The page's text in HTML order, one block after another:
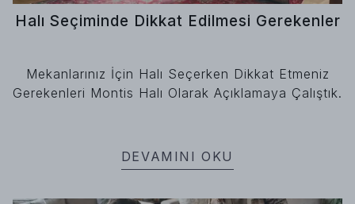
Halı Seçiminde Dikkat Edilmesi Gerekenler
Mekanlarınız İçin Halı Seçerken Dikkat Etmeniz
Gerekenleri Montis Halı Olarak Açıklamaya Çalıştık.
DEVAMINI OKU